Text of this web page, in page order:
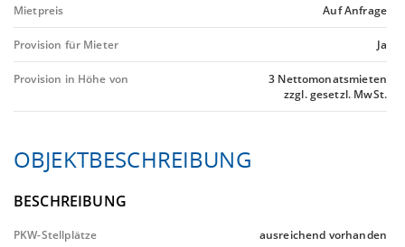
Mietpreis Auf Anfrage
Provision für Mieter Ja
Provision in Höhe von
3 Nettomonatsmieten
zzgl. gesetzl. MwSt.
OBJEKTBESCHREIBUNG
BESCHREIBUNG
PKW-Stellplätze ausreichend vorhanden